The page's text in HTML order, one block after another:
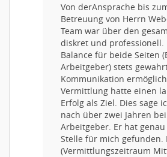
Von derAnsprache bis
Betreuung von Herrn
Team war über den
diskret und professionell.
Balance für beide Seiten
Arbeitgeber) stets
Kommunikation
Vermittlung hatte einen
Erfolg als Ziel. Dies sage
nach über zwei Jahren
Arbeitgeber. Er hat
Stelle für mich gefunden.
(Vermittlungszeitraum